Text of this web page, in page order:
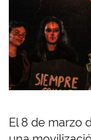
El 8 de marzo